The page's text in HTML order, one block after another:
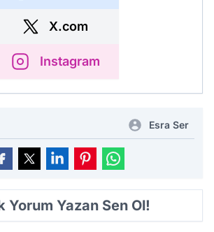
X.com
Instagram
Esra Ser
Yorum Yazan Sen Ol!